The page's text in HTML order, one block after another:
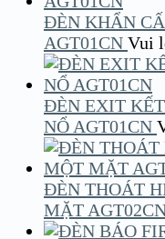
ĐÈN KHẨN
AGT01CN Vui
ĐÈN EXIT
NỔ AGT01CN
ĐÈN THOÁT
MẶT